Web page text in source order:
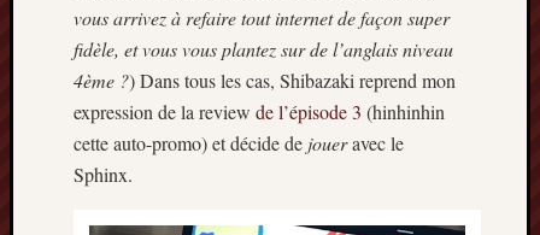
vous arrivez à refaire tout internet de façon super
fidèle, et vous vous plantez sur de l’anglais niveau
4ème ?) Dans tous les cas, Shibazaki reprend mon
expression de la review de l’épisode 3 (hinhinhin
cette auto-promo) et décide de joueravec le
Sphinx.